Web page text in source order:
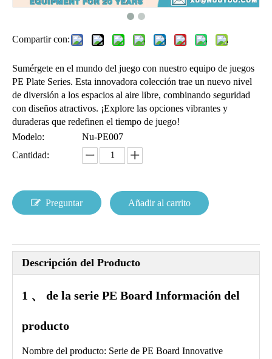
Compartir con:
Sumérgete en el mundo del juego con nuestro equipo de juegos
PE Plate Series. Esta innovadora colección trae un nuevo nivel
de diversión a los espacios al aire libre, combinando seguridad
con diseños atractivos. ¡Explore las opciones vibrantes y
duraderas que redefinen el tiempo de juego!
Modelo:
Nu-PE007
Cantidad:
Preguntar Añadir al carrito
Descripción del Producto
1 、 de la serie PE Board Información del
producto
Nombre del producto: Serie de PE Board Innovative